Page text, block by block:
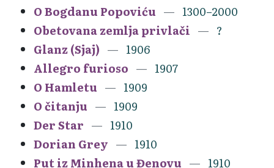
O Bogdanu Popoviću
1300–2000
Obetovana zemlja privlači
?
Glanz (Sjaj)
1906
Allegro furioso
1907
O Hamletu
1909
O čitanju
1909
Der Star
1910
Dorian Grey
1910
Put iz Minhena u Đenovu
1910